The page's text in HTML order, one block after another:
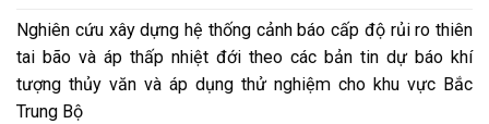
Nghiên cứu xây dựng hệ thống cảnh báo cấp độ rủi ro thiên
tai bão và áp thấp nhiệt đới theo các bản tin dự báo khí
tượng thủy văn và áp dụng thử nghiệm cho khu vực Bắc
Trung Bộ